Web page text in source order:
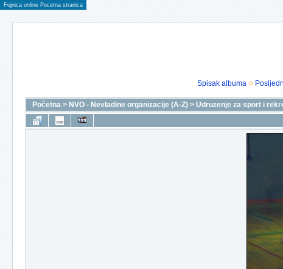
Fojnica online Pocetna stranica
Spisak albuma
Početna > NVO - Nevladine organizacije (A-Z) > Udruzenje za sport i